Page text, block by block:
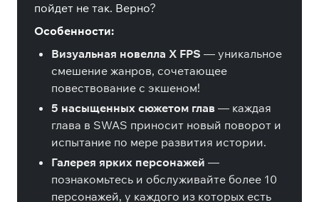
пойдет не так. Верно?
Особенности:
Визуальная новелла X FPS — уникальное
смешение жанров, сочетающее
повествование с экшеном!
5 насыщенных сюжетом глав — каждая
глава в SWAS приносит новый поворот и
испытание по мере развития истории.
Галерея ярких персонажей —
познакомьтесь и обслуживайте более 10
персонажей, у каждого из которых есть